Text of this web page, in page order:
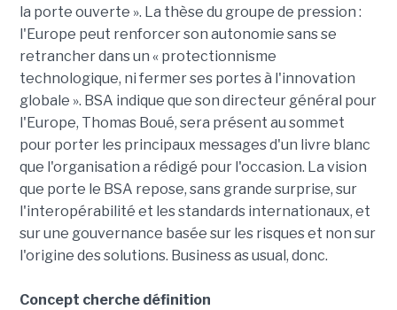
la porte ouverte ». La thèse du groupe de pression :
l'Europe peut renforcer son autonomie sans se
retrancher dans un « protectionnisme
technologique, ni fermer ses portes à l'innovation
globale ». BSA indique que son directeur général pour
l'Europe, Thomas Boué, sera présent au sommet
pour porter les principaux messages d'un livre blanc
que l'organisation a rédigé pour l'occasion. La vision
que porte le BSA repose, sans grande surprise, sur
l'interopérabilité et les standards internationaux, et
sur une gouvernance basée sur les risques et non sur
l'origine des solutions. Business as usual, donc.
Concept cherche définition